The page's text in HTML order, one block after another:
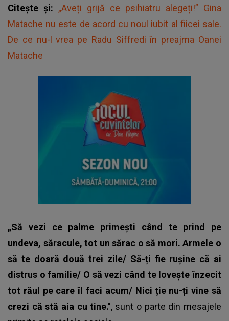
Citește și: „Aveți grijă ce psihiatru alegeți!” Gina
Matache nu este de acord cu noul iubit al fiicei sale.
De ce nu-l vrea pe Radu Siffredi în preajma Oanei
Matache
„Să vezi ce palme primești când te prind pe
undeva, săracule, tot un sărac o să mori. Armele o
să te doară două trei zile/ Să-ți fie rușine că ai
distrus o familie/ O să vezi când te lovește înzecit
tot răul pe care îl faci acum/ Nici ție nu-ți vine să
crezi că stă aia cu tine.'', sunt o parte din mesajele